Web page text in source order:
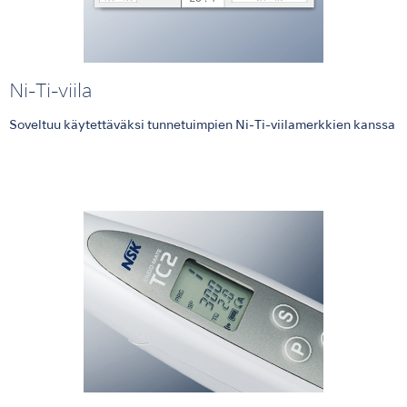
Ni-Ti-viila
Soveltuu käytettäväksi tunnetuimpien Ni-Ti-viilamerkkien kanssa